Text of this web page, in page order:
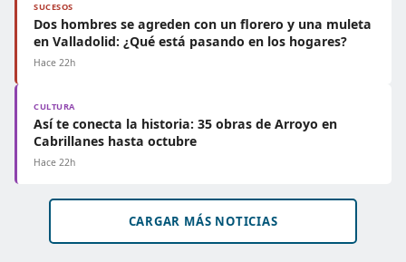
SUCESOS
Dos hombres se agreden con un florero y una muleta
en Valladolid: ¿Qué está pasando en los hogares?
Hace 22h
CULTURA
Así te conecta la historia: 35 obras de Arroyo en
Cabrillanes hasta octubre
Hace 22h
CARGAR MÁS NOTICIAS